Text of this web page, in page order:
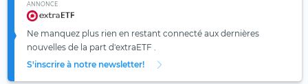
ANNONCE
Ne manquez plus rien en restant connecté aux dernières
nouvelles de la part d'extraETF .
S'inscrire à notre newsletter!